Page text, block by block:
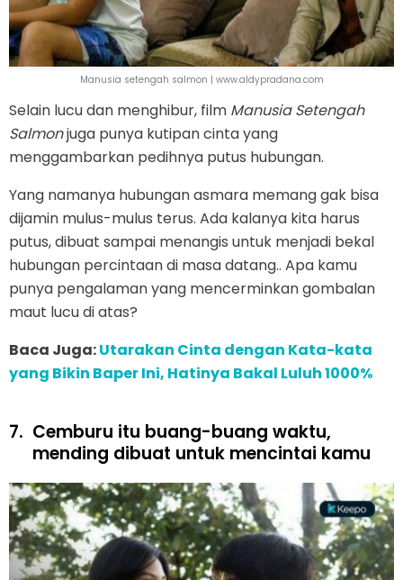
Manusia setengah salmon | www.aldypradana.com
Selain lucu dan menghibur, film Manusia Setengah
Salmonjuga punya kutipan cinta yang
menggambarkan pedihnya putus hubungan.
Yang namanya hubungan asmara memang gak bisa
dijamin mulus-mulus terus. Ada kalanya kita harus
putus, dibuat sampai menangis untuk menjadi bekal
hubungan percintaan di masa datang.. Apa kamu
punya pengalaman yang mencerminkan gombalan
maut lucu di atas?
Baca Juga:Utarakan Cinta dengan Kata-kata
yang Bikin Baper Ini, Hatinya Bakal Luluh 1000%
7. Cemburu itu buang-buang waktu,
mending dibuat untuk mencintai kamu